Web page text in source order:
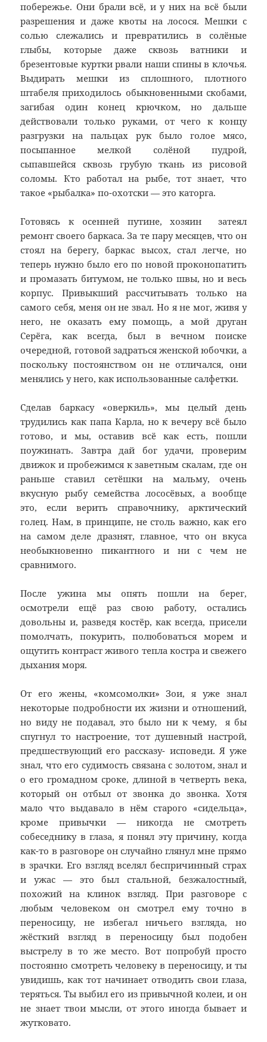
побережье. Они брали всё, и у них на всё были
разрешения и даже квоты на лосося. Мешки с
солью слежались и превратились в солёные
глыбы, которые даже сквозь ватники и
брезентовые куртки рвали наши спины в клочья.
Выдирать мешки из сплошного, плотного
штабеля приходилось обыкновенными скобами,
загибая один конец крючком, но дальше
действовали только руками, от чего к концу
разгрузки на пальцах рук было голое мясо,
посыпанное мелкой солёной пудрой,
сыпавшейся сквозь грубую ткань из рисовой
соломы. Кто работал на рыбе, тот знает, что
такое «рыбалка» по-охотски — это каторга.
Готовясь к осенней путине, хозяин затеял
ремонт своего баркаса. За те пару месяцев, что он
стоял на берегу, баркас высох, стал легче, но
теперь нужно было его по новой проконопатить
и промазать битумом, не только швы, но и весь
корпус. Привыкший рассчитывать только на
самого себя, меня он не звал. Но я не мог, живя у
него, не оказать ему помощь, а мой друган
Серёга, как всегда, был в вечном поиске
очередной, готовой задраться женской юбочки, а
поскольку постоянством он не отличался, они
менялись у него, как использованные салфетки.
Сделав баркасу «оверкиль», мы целый день
трудились как папа Карла, но к вечеру всё было
готово, и мы, оставив всё как есть, пошли
поужинать. Завтра дай бог удачи, проверим
движок и пробежимся к заветным скалам, где он
раньше ставил сетёшки на мальму, очень
вкусную рыбу семейства лососёвых, а вообще
это, если верить справочнику, арктический
голец. Нам, в принципе, не столь важно, как его
на самом деле дразнят, главное, что он вкуса
необыкновенно пикантного и ни с чем не
сравнимого.
После ужина мы опять пошли на берег,
осмотрели ещё раз свою работу, остались
довольны и, разведя костёр, как всегда, присели
помолчать, покурить, полюбоваться морем и
ощутить контраст живого тепла костра и свежего
дыхания моря.
От его жены, «комсомолки» Зои, я уже знал
некоторые подробности их жизни и отношений,
но виду не подавал, это было ни к чему, я бы
спугнул то настроение, тот душевный настрой,
предшествующий его рассказу- исповеди. Я уже
знал, что его судимость связана с золотом, знал и
о его громадном сроке, длиной в четверть века,
который он отбыл от звонка до звонка. Хотя
мало что выдавало в нём старого «сидельца»,
кроме привычки — никогда не смотреть
собеседнику в глаза, я понял эту причину, когда
как-то в разговоре он случайно глянул мне прямо
в зрачки. Его взгляд вселял беспричинный страх
и ужас — это был стальной, безжалостный,
похожий на клинок взгляд. При разговоре с
любым человеком он смотрел ему точно в
переносицу, не избегал ничьего взгляда, но
жёсткий взгляд в переносицу был подобен
выстрелу в то же место. Вот попробуй просто
постоянно смотреть человеку в переносицу, и ты
увидишь, как тот начинает отводить свои глаза,
теряться. Ты выбил его из привычной колеи, и он
не знает твои мысли, от этого иногда бывает и
жутковато.